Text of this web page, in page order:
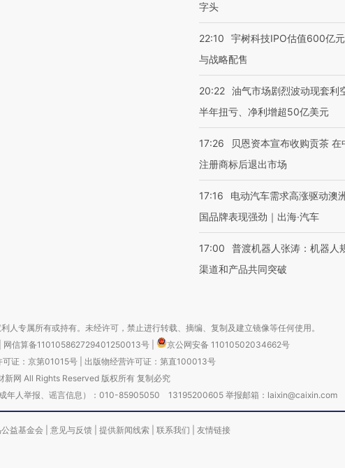
字头
22:10
宇树科技IPO估值600亿
与战略配售
20:22 油气市场剧烈波动现套利
半年扭亏、净利增超50亿美元
17:26
贝恩资本宣布收购贡茶
注册商标后退出市场
17:16
电动汽车需求高涨驱动澳
国品牌表现强劲｜出海·汽车
17:00
普渡机器人张涛：机器人
渠道和产品共同突破
人专属所有或持有。未经许可，禁止进行转载、摘编、复制及建立镜像等任何使用。
网信算备110105862729401250013号
京公网安备 11010502034662号
可证：京第01015号| 出版物经营许可证：第直100013号
新网 All Rights Reserved 版权所有 复制必究
年人举报、谣言信息）：010-85905050 13195200605 举报邮箱：laixin@caixin.com
益基金会 意见与反馈 提供新闻线索 联系我们 友情链接